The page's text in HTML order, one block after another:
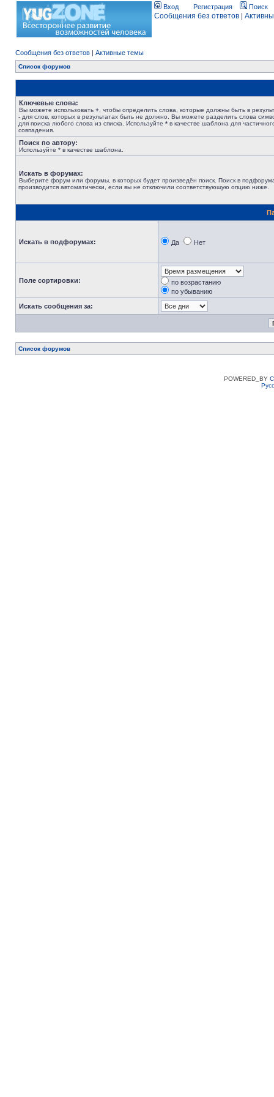
Вход Регистрация Поиск
Сообщения без ответов
Сообщения без ответов | Активные темы
Список форумов
Ключевые слова:
Вы можете использовать + , чтобы определить слова, которые должны быть в
- для слов, которых в результатах быть не должно. Вы можете разделить слова
для поиска любого слова из списка. Используйте * в качестве шаблона для
совпадения.
Поиск по автору:
Используйте * в качестве шаблона.
Искать в форумах:
Выберите форум или форумы, в которых будет произведён поиск. Поиск в
производится автоматически, если вы не отключили соответствующую опцию ниже.
Искать в подфорумах: Да Нет
Поле сортировки:
по возрастанию
по убыванию
Искать сообщения за:
Список форумов
POWERED_BY